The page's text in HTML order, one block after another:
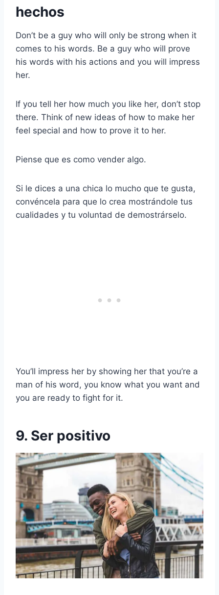
hechos
Don’t be a guy who will only be strong when it
comes to his words. Be a guy who will prove
his words with his actions and you will impress
her.
If you tell her how much you like her, don’t stop
there. Think of new ideas of how to make her
feel special and how to prove it to her.
Piense que es como vender algo.
Si le dices a una chica lo mucho que te gusta,
convéncela para que lo crea mostrándole tus
cualidades y tu voluntad de demostrárselo.
You’ll impress her by showing her that you’re a
man of his word, you know what you want and
you are ready to fight for it.
9. Ser positivo